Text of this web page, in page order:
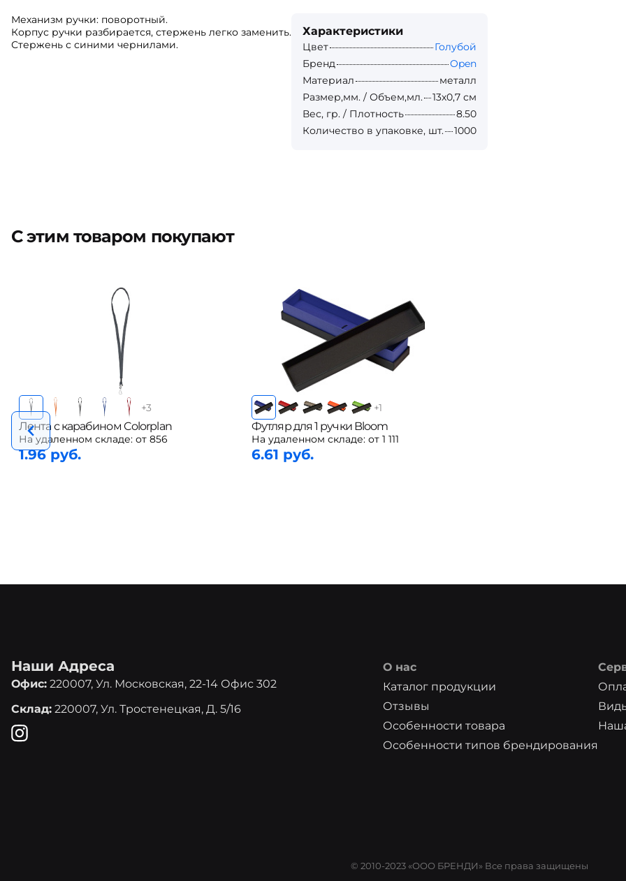
Механизм ручки: поворотный.
Корпус ручки разбирается, стержень легко заменить.
Стержень с синими чернилами.
Характеристики
Цвет
Голубой
Бренд
Open
Материал
металл
Размер,мм. / Объем,мл.
13х0,7 см
Вес, гр. / Плотность
8.50
Количество в упаковке, шт.
1000
С этим товаром покупают
+3
Лента с карабином Colorplan
На удаленном складе: от 856
1.96 руб.
+1
Футляр для 1 ручки Bloom
На удаленном складе: от 1 111
6.61 руб.
Наши Адреса
Офис: 220007, Ул. Московская, 22-14 Офис 302
Склад: 220007, Ул. Тростенецкая, Д. 5/16
О нас
Каталог продукции
Отзывы
Особенности товара
Особенности типов брендирования
© 2010-2023 «ООО БРЕНДИ» Все права защищены